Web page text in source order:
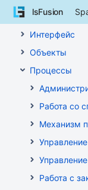
Skip
breadcrumbs
lsFusion
Документация
Интерфейс
Объекты
Процессы
Работа со
Механизм
Работа с